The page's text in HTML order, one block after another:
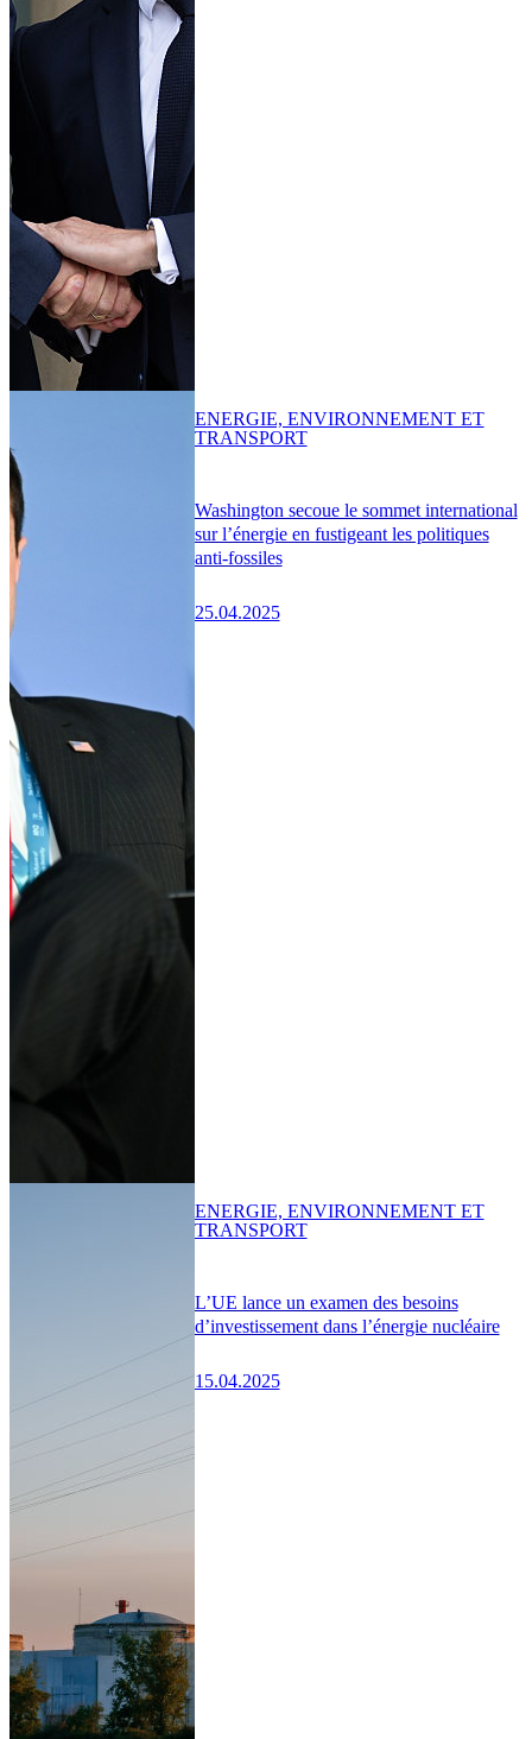
Washington secoue le sommet international
sur l’énergie en fustigeant les politiques
anti-fossiles
25.04.2025
ENERGIE, ENVIRONNEMENT ET
TRANSPORT
L’UE lance un examen des besoins
d’investissement dans l’énergie nucléaire
15.04.2025
ENERGIE, ENVIRONNEMENT ET
TRANSPORT